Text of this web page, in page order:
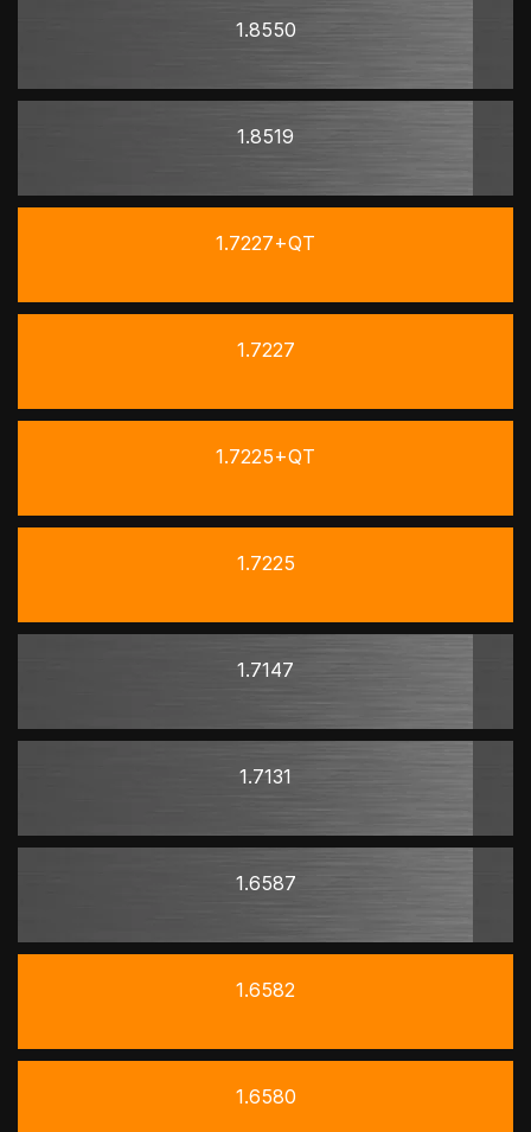
1.8550
1.8519
1.7227+QT
1.7227
1.7225+QT
1.7225
1.7147
1.7131
1.6587
1.6582
1.6580